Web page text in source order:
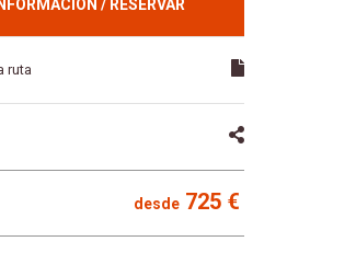
/ RESERVAR
ruta
desde 725 €